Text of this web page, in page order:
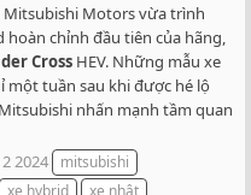
Mitsubishi Motors vừa trình
hoàn chỉnh đầu tiên của hãng,
Cross HEV. Những mẫu xe
một tuần sau khi được hé lộ
nhấn mạnh tầm quan
2024
mitsubishi